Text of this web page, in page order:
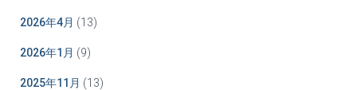
2026年4月 (13)
2026年1月 (9)
2025年11月 (13)